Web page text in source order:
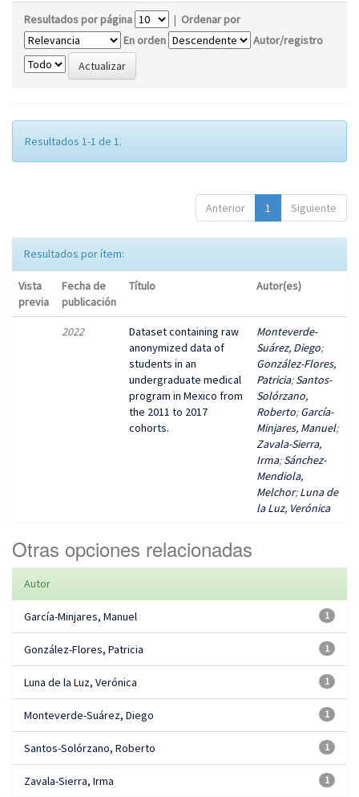
Resultados por página | Ordenar por
En orden
Autor/registro
Resultados 1-1 de 1.
Anterior 1 Siguiente
Resultados por ítem:
Vista
previa
Fecha de
publicación
Título Autor(es)
2022
Dataset containing raw
anonymized data of
students in an
undergraduate medical
program in Mexico from
the 2011 to 2017
cohorts.
Monteverde-
Suárez, Diego;
González-Flores,
Patricia;Santos-
Solórzano,
Roberto;García-
Minjares, Manuel;
Zavala-Sierra,
Irma;Sánchez-
Mendiola,
Melchor;Luna de
la Luz, Verónica
Otras opciones relacionadas
Autor
1
García-Minjares, Manuel
1
González-Flores, Patricia
1
Luna de la Luz, Verónica
1
Monteverde-Suárez, Diego
1
Santos-Solórzano, Roberto
1
Zavala-Sierra, Irma